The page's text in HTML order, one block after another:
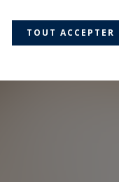
TOUT ACCEPTER